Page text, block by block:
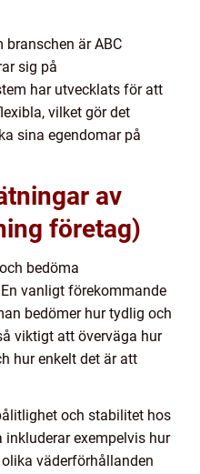
är ABC
sig på
har utvecklats för att
vilket gör det
sina egendomar på
av
företag)
bedöma
vanligt förekommande
bedömer hur tydlig och
viktigt att överväga hur
hur enkelt det är att
och stabilitet hos
exempelvis hur
väderförhållanden